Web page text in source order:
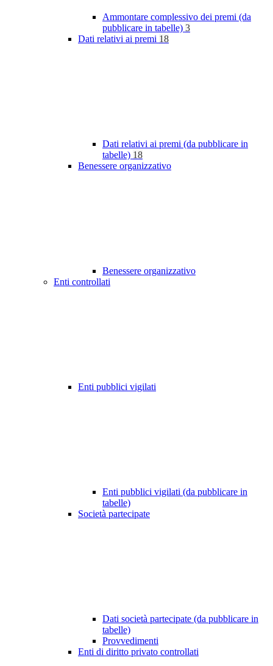
Ammontare complessivo dei premi (da
pubblicare in tabelle) 3
Dati relativi ai premi 18
Dati relativi ai premi (da pubblicare in
tabelle) 18
Benessere organizzativo
Benessere organizzativo
Enti controllati
Enti pubblici vigilati
Enti pubblici vigilati (da pubblicare in
tabelle)
Società partecipate
Dati società partecipate (da pubblicare in
tabelle)
Provvedimenti
Enti di diritto privato controllati